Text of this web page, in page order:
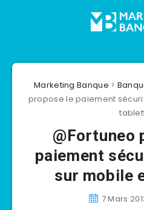
Marketing Banque >
propose le paiement
@Fortuneo
paiement
sur mobile
7 Mars